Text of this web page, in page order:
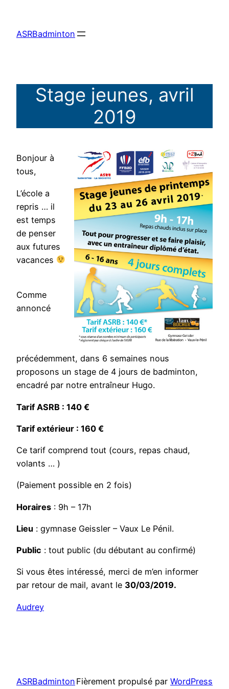
contenu
ASRBadminton
Stage jeunes, avril
2019
Bonjour à
tous,
L’école a
repris … il
est temps
de penser
aux futures
vacances
Comme
annoncé
précédemment, dans 6 semaines nous
proposons un stage de 4 jours de badminton,
encadré par notre entraîneur Hugo.
Tarif ASRB : 140 €
Tarif extérieur : 160 €
Ce tarif comprend tout (cours, repas chaud,
volants … )
(Paiement possible en 2 fois)
Horaires : 9h – 17h
Lieu : gymnase Geissler – Vaux Le Pénil.
Public : tout public (du débutant au confirmé)
Si vous êtes intéressé, merci de m’en informer
par retour de mail, avant le 30/03/2019.
Audrey
ASRBadminton Fièrement propulsé par WordPress